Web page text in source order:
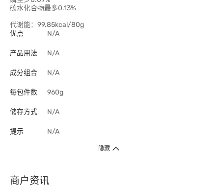
碳水化合物最多0.13%
代谢能：99.85kcal/80g
优点
N/A
产品用法 N/A
成分组合 N/A
每包件数 960g
储存方式 N/A
提示 N/A
隐藏
商户资讯